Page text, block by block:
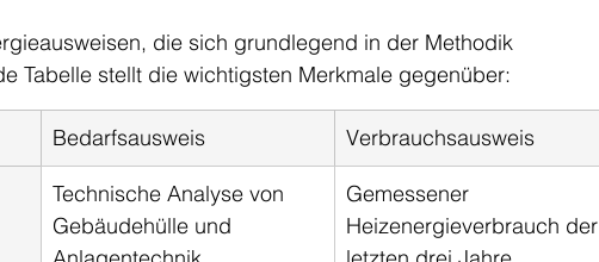
die sich grundlegend in der Methodik
Tabelle stellt die wichtigsten Merkmale gegenüber:
Bedarfsausweis Verbrauchsausweis
Technische Analyse von
Gebäudehülle und
Gemessener
Heizenergieverbrauch der